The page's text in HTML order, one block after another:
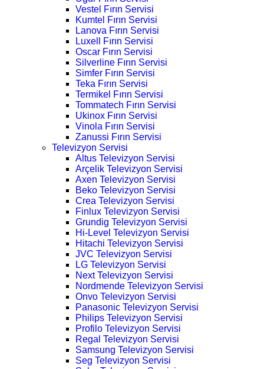
Vestel Fırın Servisi
Kumtel Fırın Servisi
Lanova Fırın Servisi
Luxell Fırın Servisi
Oscar Fırın Servisi
Silverline Fırın Servisi
Simfer Fırın Servisi
Teka Fırın Servisi
Termikel Fırın Servisi
Tommatech Fırın Servisi
Ukinox Fırın Servisi
Vinola Fırın Servisi
Zanussi Fırın Servisi
Televizyon Servisi
Altus Televizyon Servisi
Arçelik Televizyon Servisi
Axen Televizyon Servisi
Beko Televizyon Servisi
Crea Televizyon Servisi
Finlux Televizyon Servisi
Grundig Televizyon Servisi
Hi-Level Televizyon Servisi
Hitachi Televizyon Servisi
JVC Televizyon Servisi
LG Televizyon Servisi
Next Televizyon Servisi
Nordmende Televizyon Servisi
Onvo Televizyon Servisi
Panasonic Televizyon Servisi
Philips Televizyon Servisi
Profilo Televizyon Servisi
Regal Televizyon Servisi
Samsung Televizyon Servisi
Seg Televizyon Servisi